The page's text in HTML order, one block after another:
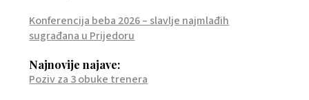
Konferencija beba 2026 – slavlje najmlađih
sugrađana u Prijedoru
Najnovije najave:
Poziv za 3 obuke trenera